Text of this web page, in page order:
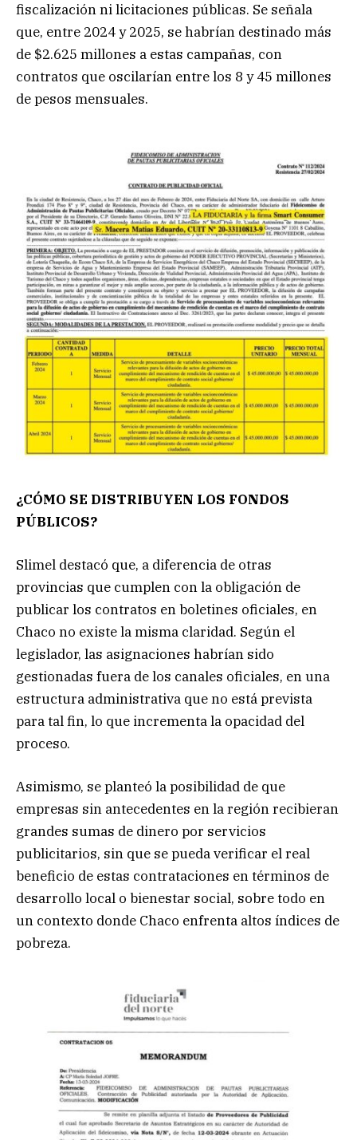
fiscalización ni licitaciones públicas. Se señala
que, entre 2024 y 2025, se habrían destinado más
de $2.625 millones a estas campañas, con
contratos que oscilarían entre los 8 y 45 millones
de pesos mensuales.
¿CÓMO SE DISTRIBUYEN LOS FONDOS
PÚBLICOS?
Slimel destacó que, a diferencia de otras
provincias que cumplen con la obligación de
publicar los contratos en boletines oficiales, en
Chaco no existe la misma claridad. Según el
legislador, las asignaciones habrían sido
gestionadas fuera de los canales oficiales, en una
estructura administrativa que no está prevista
para tal fin, lo que incrementa la opacidad del
proceso.
Asimismo, se planteó la posibilidad de que
empresas sin antecedentes en la región recibieran
grandes sumas de dinero por servicios
publicitarios, sin que se pueda verificar el real
beneficio de estas contrataciones en términos de
desarrollo local o bienestar social, sobre todo en
un contexto donde Chaco enfrenta altos índices de
pobreza.